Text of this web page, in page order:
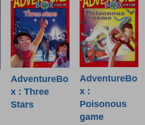
AdventureBo
x : Three
Stars
AdventureBo
x :
Poisonous
game